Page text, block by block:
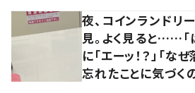
夜、コインランドリ
見。よく見ると……「
に「エーッ！？」「な
忘れたことに気づくの